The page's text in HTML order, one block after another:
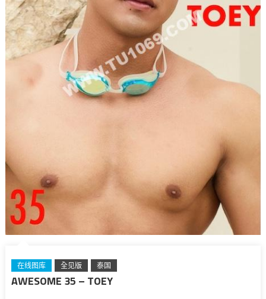
在线图库 全见版 泰国
AWESOME 35 – TOEY